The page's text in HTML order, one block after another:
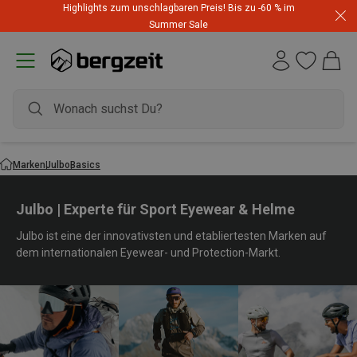
Highlights zum unschlagbaren Preis! Bis zu -60 % im
Summer Sale
MarkenJulboBasics
Julbo | Experte für Sport Eyewear & Helme
Julbo ist eine der innovativsten und etabliertesten Marken auf
dem internationalen Eyewear- und Protection-Markt.